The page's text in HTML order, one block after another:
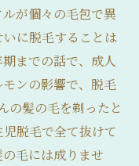
が個々の毛包で異
に脱毛することは
までの話で、成人
ンの影響で、脱毛
の髪の毛を剃ったと
脱毛で全て抜けて
毛には成りませ